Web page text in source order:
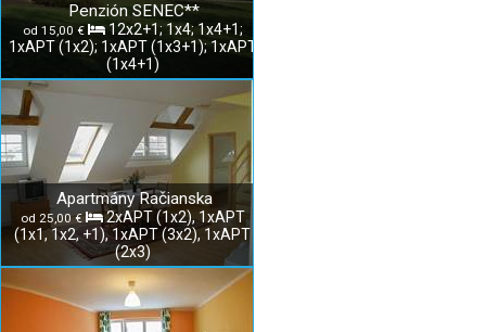
Penzión SENEC**
od 15,00 €
12x2+1; 1x4; 1x4+1;
1xAPT (1x2); 1xAPT (1x3+1); 1xAPT
(1x4+1)
Apartmány Račianska
od 25,00 €
2xAPT (1x2), 1xAPT
(1x1, 1x2, +1), 1xAPT (3x2), 1xAPT
(2x3)